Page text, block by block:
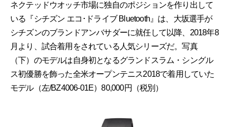
ネクテッドウオッチ市場に独自のポジションを作り出して
いる『シチズン エコ･ドライブ Bluetooth』は、大坂選手が
シチズンのブランドアンバサダーに就任して以降、2018年8
月より、試合着用をされている人気シリーズだ。写真
（下）のモデルは自身初となるグランドスラム・シングル
ス初優勝を飾った全米オープンテニス2018で着用していた
モデル（左/BZ4006-01E）80,000円（税別）